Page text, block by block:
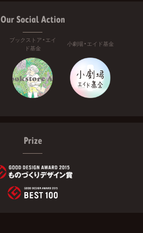
Our Social Action
ブックストア・エイ
ド基金
小劇場・エイド基金
Prize